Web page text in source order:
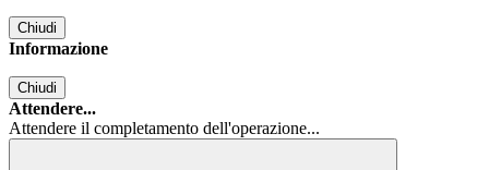
Chiudi
Informazione
Chiudi
Attendere...
Attendere il completamento dell'operazione...